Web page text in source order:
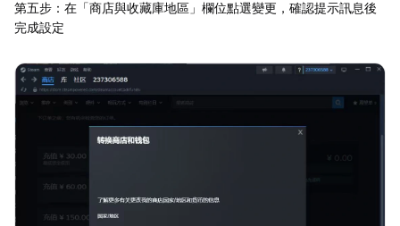
第五步：在「商店與收藏庫地區」欄位點選變更，確認提示訊息後
完成設定